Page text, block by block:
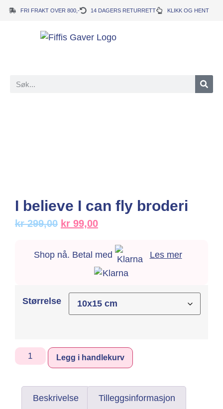
FRI FRAKT OVER 800,- 14 DAGERS RETURRETT KLIKK OG HENT
I believe I can fly broderi
kr299,00 kr 99,00
Shop nå. Betal med Les mer
Størrelse
Legg i handlekurv Alternative:
Beskrivelse Tilleggsinformasjon